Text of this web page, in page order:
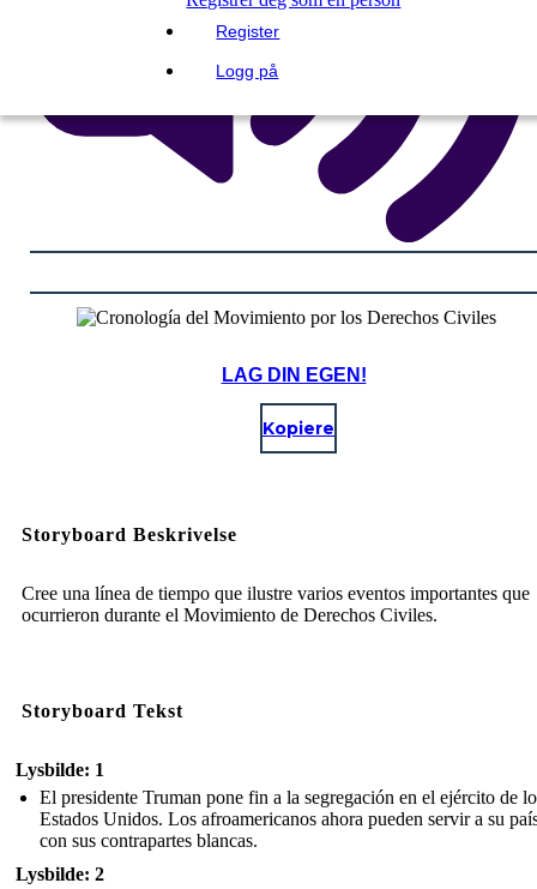
Register
Logg på
LAG DIN EGEN!
Kopiere
Storyboard Beskrivelse
Cree una línea de tiempo que ilustre varios eventos importantes que
ocurrieron durante el Movimiento de Derechos Civiles.
Storyboard Tekst
Lysbilde: 1
El presidente Truman pone fin a la segregación en el ejército de
Estados Unidos. Los afroamericanos ahora pueden servir a su
con sus contrapartes blancas.
Lysbilde: 2